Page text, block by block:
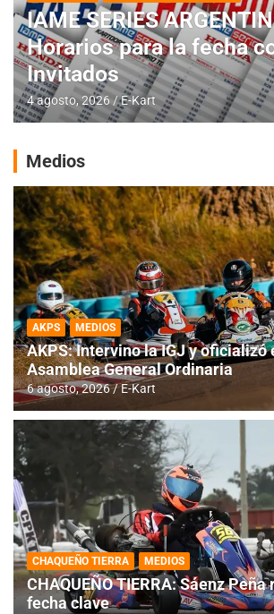
IAME SERIES
Horarios para la fecha
Invitados
4 agosto, 2026 E-Kart
Medios
AKPS MEDIOS
AKPS: Intervino la IGJ y oficializó
Asamblea General Ordinaria
6 agosto, 2026 E-Kart
CHAQUEÑO TIERRA MEDIOS
CHAQUEÑO TIERRA: Sáenz
fecha clave